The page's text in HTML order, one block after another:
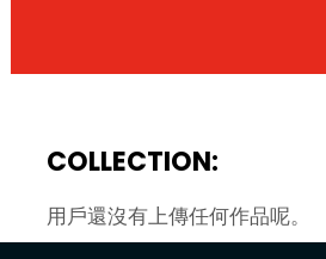
COLLECTION:
用戶還沒有上傳任何作品呢。